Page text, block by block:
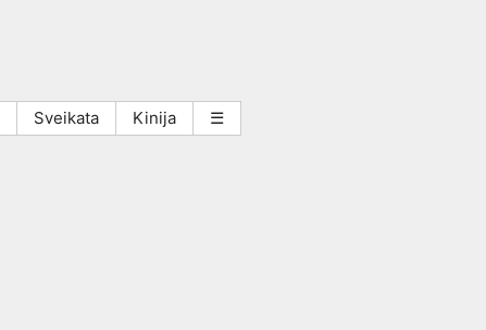
Sveikata Kinija ☰